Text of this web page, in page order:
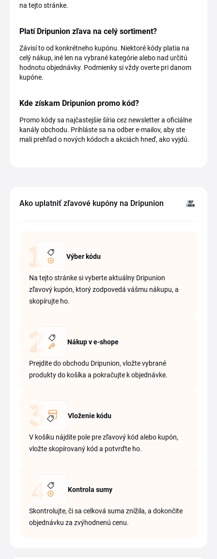
na tejto stránke.
Platí Dripunion zľava na celý sortiment?
Závisí to od konkrétneho kupónu. Niektoré kódy platia na
celý nákup, iné len na vybrané kategórie alebo nad určitú
hodnotu objednávky. Podmienky si vždy overte pri danom
kupóne.
Kde získam Dripunion promo kód?
Promo kódy sa najčastejšie šíria cez newsletter a oficiálne
kanály obchodu. Prihláste sa na odber e-mailov, aby ste
mali prehľad o nových kódoch a akciách hneď, ako vyjdú.
Ako uplatniť zľavové kupóny na Dripunion
Výber kódu
Na tejto stránke si vyberte aktuálny Dripunion
zľavový kupón, ktorý zodpovedá vášmu nákupu, a
skopírujte ho.
Nákup v e-shope
Prejdite do obchodu Dripunion, vložte vybrané
produkty do košíka a pokračujte k objednávke.
Vloženie kódu
V košíku nájdite pole pre zľavový kód alebo kupón,
vložte skopírovaný kód a potvrďte ho.
Kontrola sumy
Skontrolujte, či sa celková suma znížila, a dokončite
objednávku za zvýhodnenú cenu.